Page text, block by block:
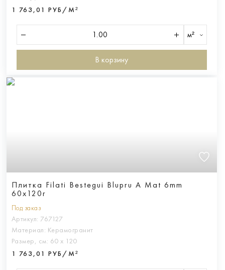
1 763,01 РУБ/М²
м²
В корзину
Плитка Filati Bestegui Blupru A Mat 6mm
60x120r
Под заказ
Артикул: 767127
Материал: Керамогранит
Размер, см: 60 х 120
1 763,01 РУБ/М²